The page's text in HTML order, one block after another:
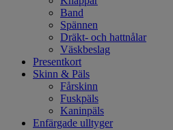
Band
Spännen
Dräkt- och hattnålar
Väskbeslag
Presentkort
Skinn & Päls
Fårskinn
Fuskpäls
Kaninpäls
Enfärgade ulltyger